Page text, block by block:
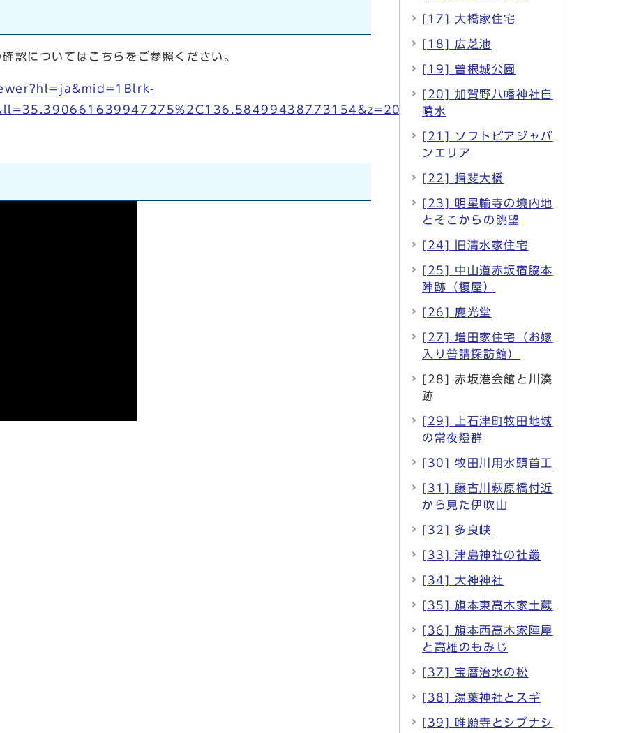
についてはこちらをご参照ください。
[17] 大橋家住宅
[18] 広芝池
[19] 曽根城公園
[20] 加賀野八幡神社自
噴水
[21] ソフトピアジャパ
ンエリア
[22] 揖斐大橋
[23] 明星輪寺の境内地
とそこからの眺望
[24] 旧清水家住宅
[25] 中山道赤坂宿脇本
陣跡（榎屋）
[26] 鹿光堂
[27] 増田家住宅（お嫁
入り普請探訪館）
[28] 赤坂港会館と川湊
跡
[29] 上石津町牧田地域
の常夜燈群
[30] 牧田川用水頭首工
[31] 藤古川萩原橋付近
から見た伊吹山
[32] 多良峡
[33] 津島神社の社叢
[34] 大神神社
[35] 旗本東高木家土蔵
[36] 旗本西高木家陣屋
と高雄のもみじ
[37] 宝暦治水の松
[38] 湯葉神社とスギ
[39] 唯願寺とシブナシ